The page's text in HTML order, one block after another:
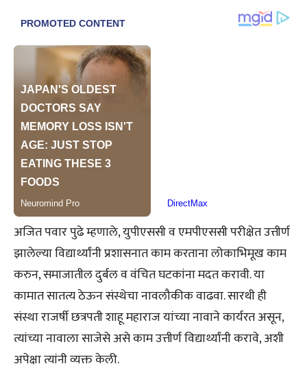
अजित पवार पुढे म्हणाले, युपीएससी व एमपीएससी परीक्षेत उत्तीर्ण
झालेल्या विद्यार्थ्यांनी प्रशासनात काम करताना लोकाभिमूख काम
करुन, समाजातील दुर्बल व वंचित घटकांना मदत करावी. या
कामात सातत्य ठेऊन संस्थेचा नावलौकीक वाढवा. सारथी ही
संस्था राजर्षी छत्रपती शाहू महाराज यांच्या नावाने कार्यरत असून,
त्यांच्या नावाला साजेसे असे काम उत्तीर्ण विद्यार्थ्यांनी करावे, अशी
अपेक्षा त्यांनी व्यक्त केली.